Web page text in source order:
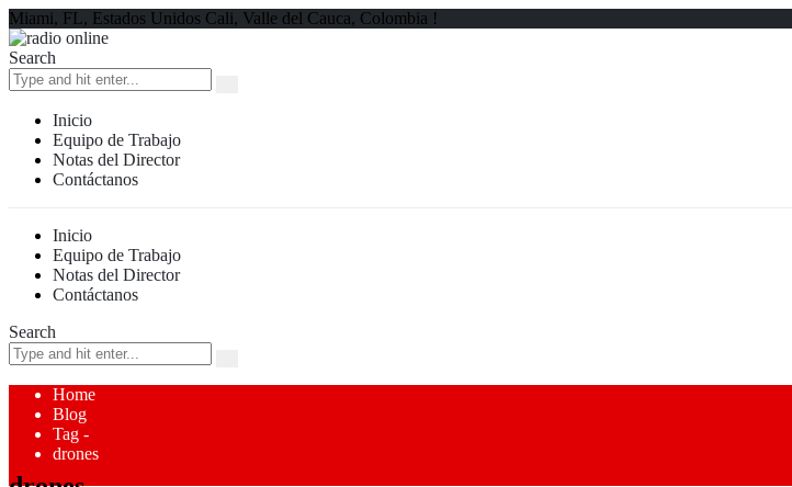
Miami, FL, Estados Unidos Cali, Valle del Cauca, Colombia !
Search
Inicio
Equipo de Trabajo
Notas del Director
Contáctanos
Inicio
Equipo de Trabajo
Notas del Director
Contáctanos
Search
Home
Blog
Tag -
drones